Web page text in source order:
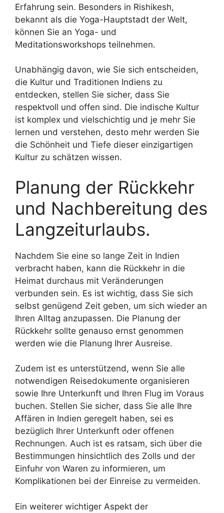
Erfahrung sein. Besonders in Rishikesh,
bekannt als die Yoga-Hauptstadt der Welt,
können Sie an Yoga- und
Meditationsworkshops teilnehmen.
Unabhängig davon, wie Sie sich entscheiden,
die Kultur und Traditionen Indiens zu
entdecken, stellen Sie sicher, dass Sie
respektvoll und offen sind. Die indische Kultur
ist komplex und vielschichtig und je mehr Sie
lernen und verstehen, desto mehr werden Sie
die Schönheit und Tiefe dieser einzigartigen
Kultur zu schätzen wissen.
Planung der Rückkehr
und Nachbereitung des
Langzeiturlaubs.
Nachdem Sie eine so lange Zeit in Indien
verbracht haben, kann die Rückkehr in die
Heimat durchaus mit Veränderungen
verbunden sein. Es ist wichtig, dass Sie sich
selbst genügend Zeit geben, um sich wieder an
Ihren Alltag anzupassen. Die Planung der
Rückkehr sollte genauso ernst genommen
werden wie die Planung Ihrer Ausreise.
Zudem ist es unterstützend, wenn Sie alle
notwendigen Reisedokumente organisieren
sowie Ihre Unterkunft und Ihren Flug im Voraus
buchen. Stellen Sie sicher, dass Sie alle Ihre
Affären in Indien geregelt haben, sei es
bezüglich Ihrer Unterkunft oder offenen
Rechnungen. Auch ist es ratsam, sich über die
Bestimmungen hinsichtlich des Zolls und der
Einfuhr von Waren zu informieren, um
Komplikationen bei der Einreise zu vermeiden.
Ein weiterer wichtiger Aspekt der